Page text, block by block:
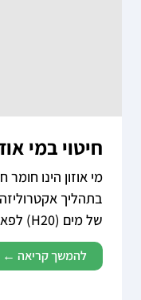
חיטוי במי
מי אוזון הינו חומר
בתהליך
של מים (H20) לפאזה נוזלית של אוזון (O3).
להמשך קריאה ←